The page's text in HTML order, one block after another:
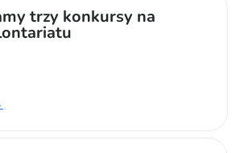
trzy konkursy na